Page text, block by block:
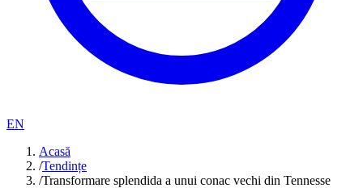
EN
Acasă
/Tendințe
/Transformare splendida a unui conac vechi din Tennesse